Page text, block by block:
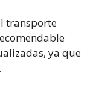
transporte
ya que